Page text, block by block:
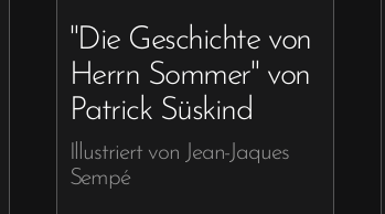
"Die Geschichte von
Herrn Sommer" von
Patrick Süskind
Illustriert von Jean-Jaques
Sempé